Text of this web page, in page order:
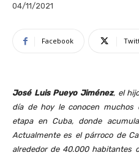
04/11/2021
Facebook
José Luis Pueyo Jiménez, el
día de hoy le conocen muchos
etapa en Cuba, donde
Actualmente es el párroco de
alrededor de 40.000 habitantes